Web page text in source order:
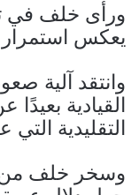
ورأى خلف في
يعكس استمرار
وانتقد آلية
القيادية بعيدًا
التقليدية التي
وسخر خلف من